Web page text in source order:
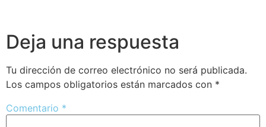
Deja una respuesta
Tu dirección de correo electrónico no será publicada.
Los campos obligatorios están marcados con *
Comentario *